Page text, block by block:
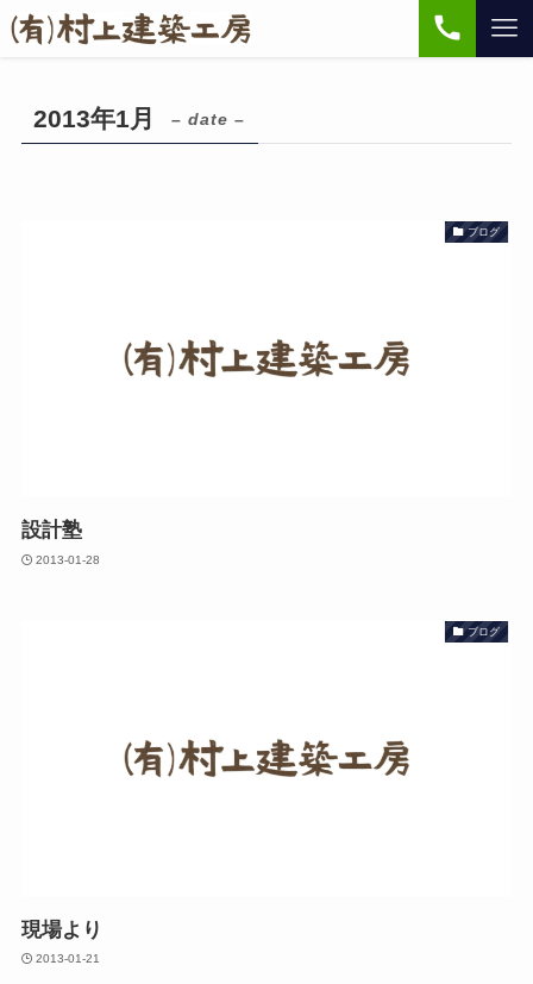
2013年1月 – date –
ブログ
設計塾
2013-01-28
ブログ
現場より
2013-01-21